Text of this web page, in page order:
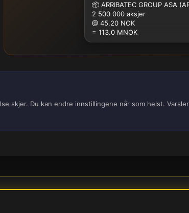
📦 ARRIBATEC GROUP ASA
2 500 000 aksjer
@ 45.20 NOK
= 113.0 MNOK
skjer. Du kan endre innstillingene når som helst.